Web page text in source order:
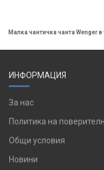
Малка чантичка чанта Wenger
ИНФОРМАЦИЯ
За нас
Политика на
Общи условия
Новини